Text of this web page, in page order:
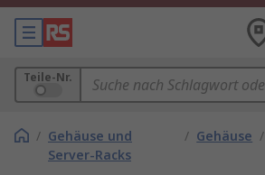
Teile-Nr.
/ Gehäuse und
Server-Racks
/ Gehäuse /